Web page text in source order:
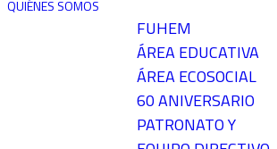
QUIÉNES SOMOS
FUHEM
ÁREA EDUCATIVA
ÁREA ECOSOCIAL
60 ANIVERSARIO
PATRONATO Y